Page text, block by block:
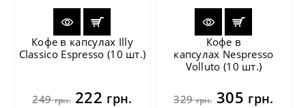
Кофе в капсулах Illy
Classico Espresso (10 шт.)
249грн.222 грн.
Кофе в
капсулах Nespresso
Volluto (10 шт.)
329грн.305 грн.